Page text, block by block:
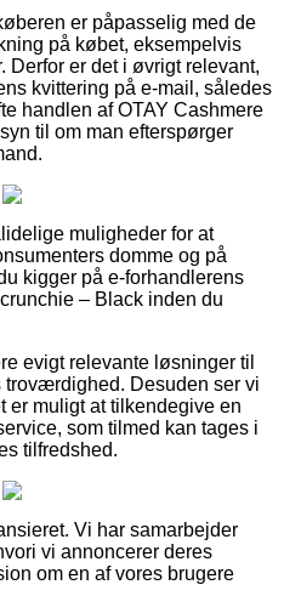
er påpasselig med de
på købet, eksempelvis
Derfor er det i øvrigt relevant,
kvittering på e-mail, således
handlen af OTAY Cashmere
til om man efterspørger
muligheder for at
domme og på
kigger på e-forhandlerens
– Black inden du
evigt relevante løsninger til
troværdighed. Desuden ser vi
er muligt at tilkendegive en
som tilmed kan tages i
tilfredshed.
Vi har samarbejder
vi annoncerer deres
om en af vores brugere